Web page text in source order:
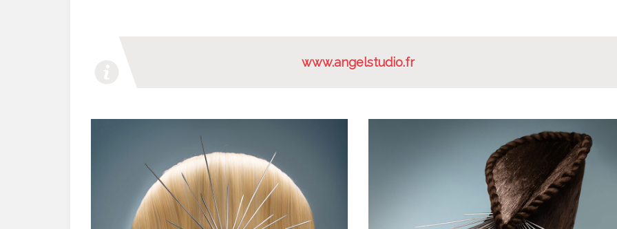
www.angelstudio.fr